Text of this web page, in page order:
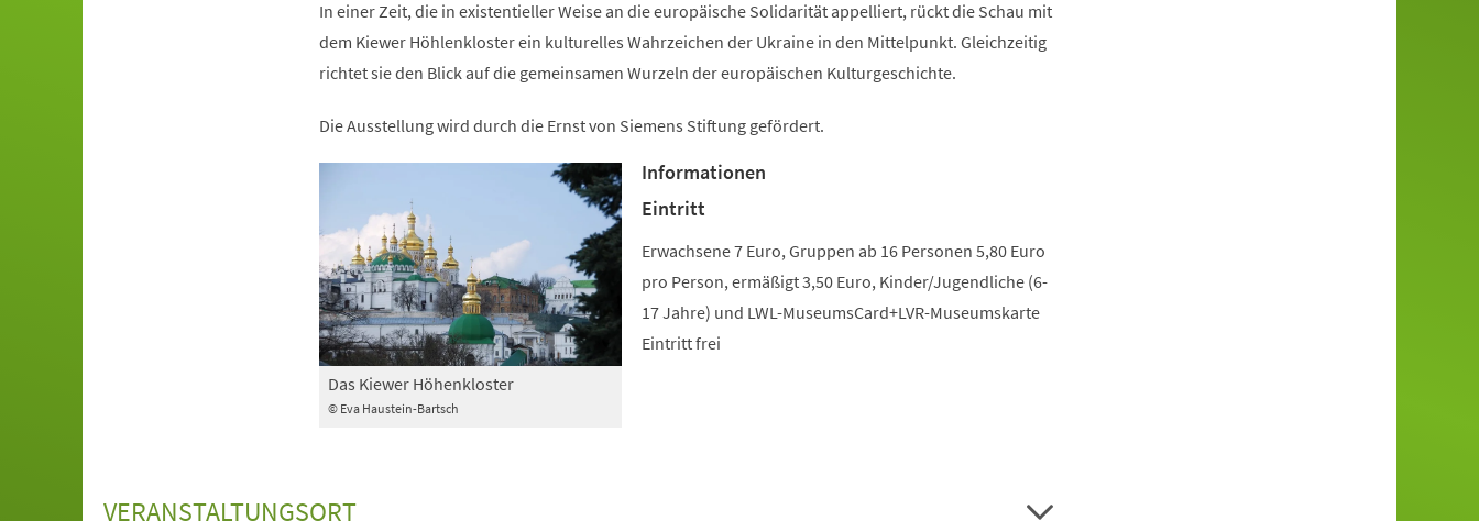
In einer Zeit, die in existentieller Weise an die europäische Solidarität appelliert, rückt die Schau mit
dem Kiewer Höhlenkloster ein kulturelles Wahrzeichen der Ukraine in den Mittelpunkt. Gleichzeitig
richtet sie den Blick auf die gemeinsamen Wurzeln der europäischen Kulturgeschichte.
Die Ausstellung wird durch die Ernst von Siemens Stiftung gefördert.
© Eva Haustein-Bartsch
Das Kiewer Höhenkloster
Informationen
Eintritt
Erwachsene 7 Euro, Gruppen ab 16 Personen 5,80 Euro
pro Person, ermäßigt 3,50 Euro, Kinder/Jugendliche (6-
17 Jahre) und LWL-MuseumsCard+LVR-Museumskarte
Eintritt frei
VERANSTALTUNGSORT